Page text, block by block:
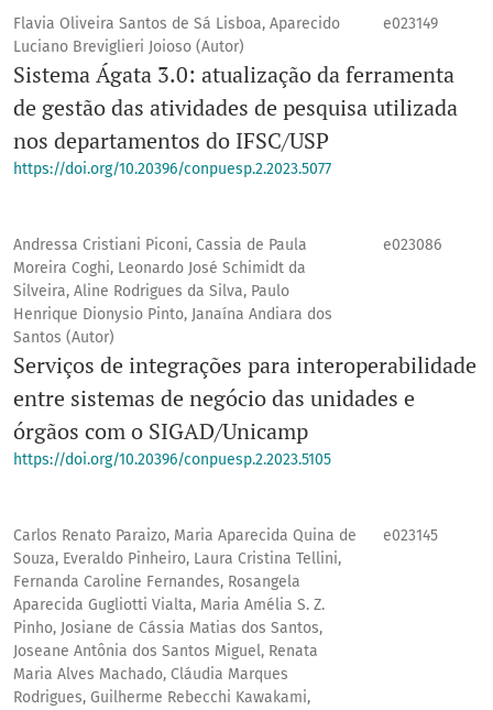
Flavia Oliveira Santos de Sá Lisboa, Aparecido
Luciano Breviglieri Joioso (Autor)
e023149
Sistema Ágata 3.0: atualização da ferramenta
de gestão das atividades de pesquisa utilizada
nos departamentos do IFSC/USP
https://doi.org/10.20396/conpuesp.2.2023.5077
Andressa Cristiani Piconi, Cassia de Paula
Moreira Coghi, Leonardo José Schimidt da
Silveira, Aline Rodrigues da Silva, Paulo
Henrique Dionysio Pinto, Janaína Andiara dos
Santos (Autor)
e023086
Serviços de integrações para interoperabilidade
entre sistemas de negócio das unidades e
órgãos com o SIGAD/Unicamp
https://doi.org/10.20396/conpuesp.2.2023.5105
Carlos Renato Paraizo, Maria Aparecida Quina de
Souza, Everaldo Pinheiro, Laura Cristina Tellini,
Fernanda Caroline Fernandes, Rosangela
Aparecida Gugliotti Vialta, Maria Amélia S. Z.
Pinho, Josiane de Cássia Matias dos Santos,
Joseane Antônia dos Santos Miguel, Renata
Maria Alves Machado, Cláudia Marques
Rodrigues, Guilherme Rebecchi Kawakami,
e023145